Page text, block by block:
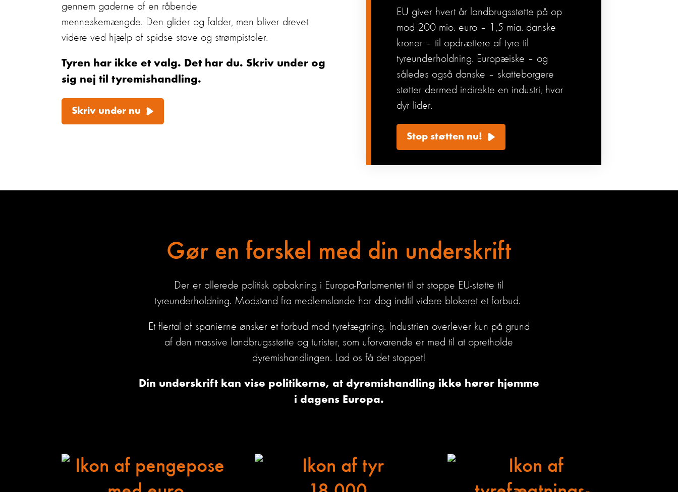
gennem gaderne af en råbende
menneskemængde. Den glider og falder, men bliver drevet
videre ved hjælp af spidse stave og strømpistoler.
Tyren har ikke et valg. Det har du. Skriv under og
sig nej til tyremishandling.
Skriv under nu
EU giver hvert år landbrugsstøtte på op
mod 200 mio. euro – 1,5 mia. danske
kroner – til opdrættere af tyre til
tyreunderholdning. Europæiske – og
således også danske – skatteborgere
støtter dermed indirekte en industri, hvor
dyr lider.
Stop støtten nu!
Gør en forskel med din underskrift
Der er allerede politisk opbakning i Europa-Parlamentet til at stoppe EU-støtte til
tyreunderholdning. Modstand fra medlemslande har dog indtil videre blokeret et forbud.
Et flertal af spanierne ønsker et forbud mod tyrefægtning. Industrien overlever kun på grund
af den massive landbrugsstøtte og turister, som uforvarende er med til at opretholde
dyremishandlingen. Lad os få det stoppet!
Din underskrift kan vise politikerne, at dyremishandling ikke hører hjemme
i dagens Europa.